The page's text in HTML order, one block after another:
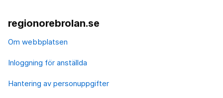
regionorebrolan.se
Om webbplatsen
Inloggning för anställda
Hantering av personuppgifter